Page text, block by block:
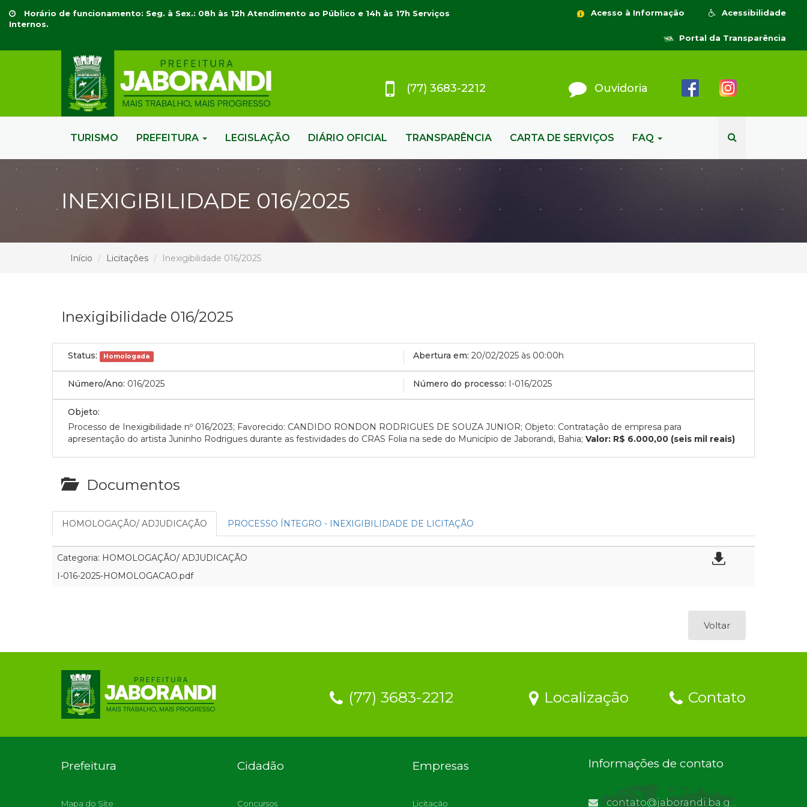
Horário de funcionamento: Seg. à Sex.: 08h às 12h Atendimento ao Público e 14h às 17h Serviços
Internos.
Acessibilidade
Acesso à Informação
Portal da Transparência
(77) 3683-2212 Ouvidoria
TURISMO PREFEITURA LEGISLAÇÃO DIÁRIO OFICIAL TRANSPARÊNCIA CARTA DE SERVIÇOS FAQ
INEXIGIBILIDADE 016/2025
Início Licitações Inexigibilidade 016/2025
Inexigibilidade 016/2025
Status: Homologada Abertura em: 20/02/2025 às 00:00h
Número/Ano: 016/2025 Número do processo: I-016/2025
Objeto:
Processo de Inexigibilidade nº 016/2023; Favorecido: CANDIDO RONDON RODRIGUES DE SOUZA JUNIOR; Objeto: Contratação de empresa para
apresentação do artista Juninho Rodrigues durante as festividades do CRAS Folia na sede do Município de Jaborandi, Bahia; Valor: R$ 6.000,00 (seis mil reais)
Documentos
HOMOLOGAÇÃO/ ADJUDICAÇÃO PROCESSO ÍNTEGRO - INEXIGIBILIDADE DE LICITAÇÃO
Categoria: HOMOLOGAÇÃO/ ADJUDICAÇÃO
I-016-2025-HOMOLOGACAO.pdf
Voltar
(77) 3683-2212 Localização Contato
Prefeitura
Mapa do Site
Cidadão
Concursos
Empresas
Licitação
Informações de contato
contato@jaborandi.ba.gov.br | Funcionário Responsável: Ronaldo Da Paz Dourado